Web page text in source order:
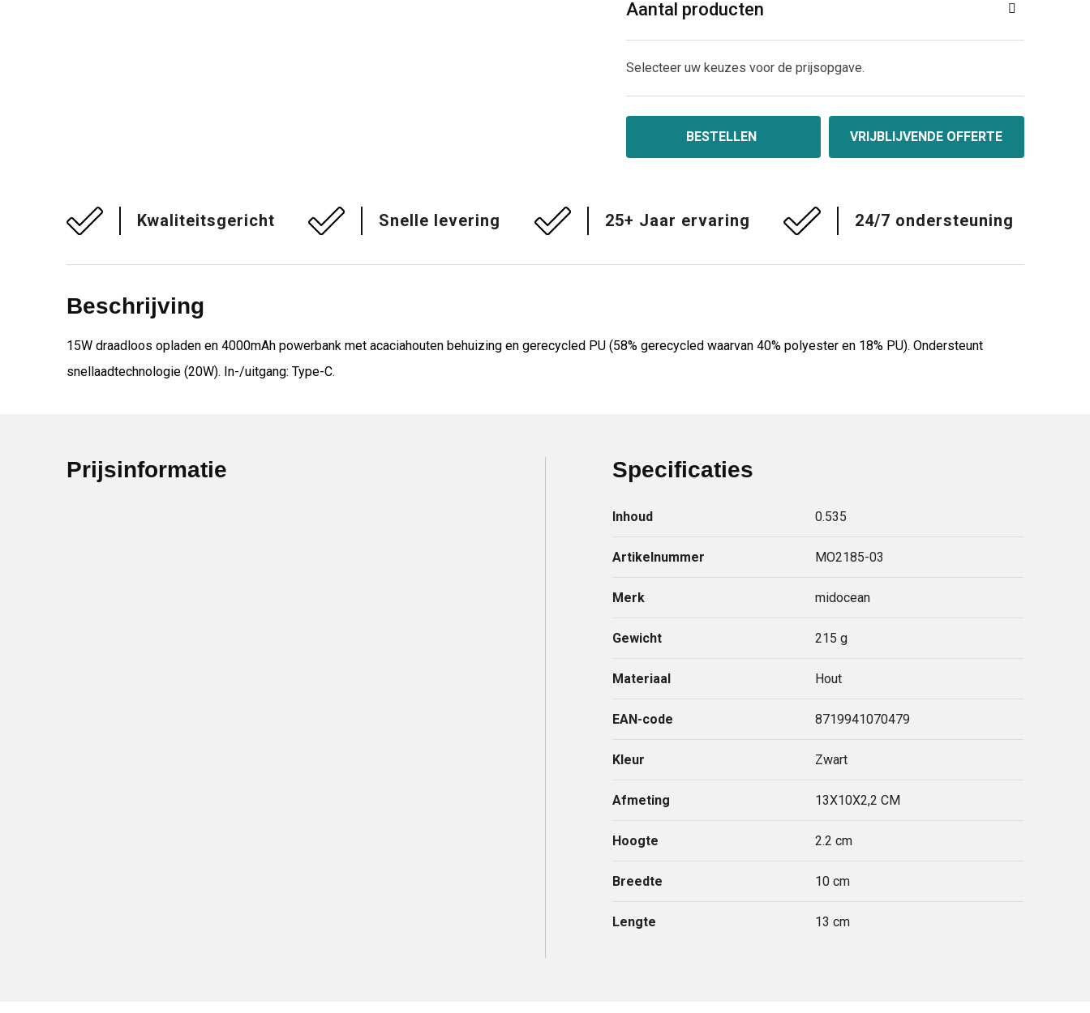
Aantal producten
Selecteer uw keuzes voor de prijsopgave.
BESTELLEN VRIJBLIJVENDE OFFERTE
Kwaliteitsgericht Snelle levering 25+ Jaar ervaring 24/7 ondersteuning
Beschrijving
15W draadloos opladen en 4000mAh powerbank met acaciahouten behuizing en gerecycled PU (58% gerecycled waarvan 40% polyester en 18% PU). Ondersteunt
snellaadtechnologie (20W). In-/uitgang: Type-C.
Prijsinformatie Specificaties
Inhoud 0.535
Artikelnummer MO2185-03
Merk midocean
Gewicht 215 g
Materiaal Hout
EAN-code 8719941070479
Kleur Zwart
Afmeting 13X10X2,2 CM
Hoogte 2.2 cm
Breedte 10 cm
Lengte 13 cm